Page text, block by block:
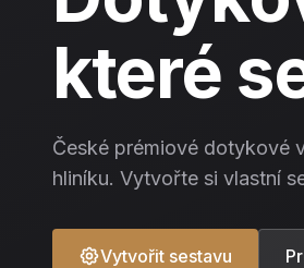
které
České prémiové dotykové
hliníku. Vytvořte si vlastní
Vytvořit sestavu